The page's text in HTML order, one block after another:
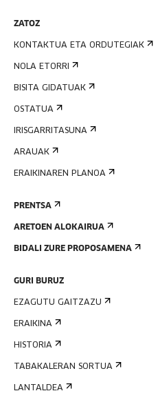
ZATOZ
KONTAKTUA ETA ORDUTEGIAK
NOLA ETORRI
BISITA GIDATUAK
OSTATUA
IRISGARRITASUNA
ARAUAK
ERAIKINAREN PLANOA
PRENTSA
ARETOEN ALOKAIRUA
BIDALI ZURE PROPOSAMENA
GURI BURUZ
EZAGUTU GAITZAZU
ERAIKINA
HISTORIA
TABAKALERAN SORTUA
LANTALDEA